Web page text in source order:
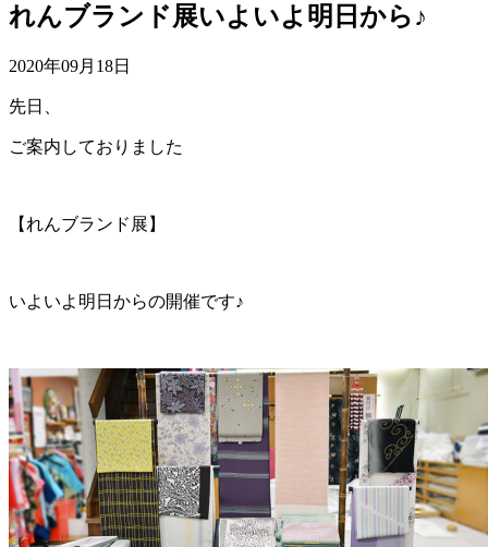
れんブランド展いよいよ明日から♪
2020年09月18日
先日、
ご案内しておりました
【れんブランド展】
いよいよ明日からの開催です♪